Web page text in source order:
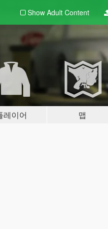
Show Adult Content
레이어 맵